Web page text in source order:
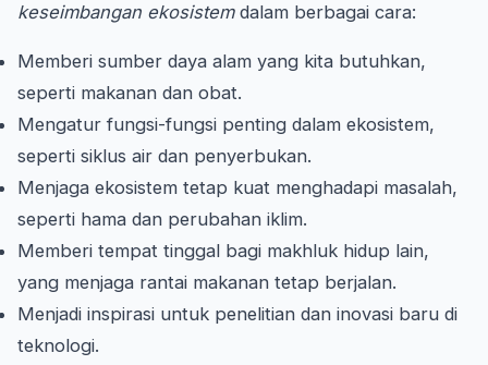
keseimbangan ekosistemdalam berbagai cara:
Memberi sumber daya alam yang kita butuhkan,
seperti makanan dan obat.
Mengatur fungsi-fungsi penting dalam ekosistem,
seperti siklus air dan penyerbukan.
Menjaga ekosistem tetap kuat menghadapi masalah,
seperti hama dan perubahan iklim.
Memberi tempat tinggal bagi makhluk hidup lain,
yang menjaga rantai makanan tetap berjalan.
Menjadi inspirasi untuk penelitian dan inovasi baru di
teknologi.